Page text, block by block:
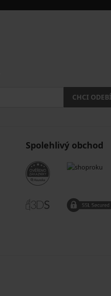
CHCI
Spolehlivý obchod